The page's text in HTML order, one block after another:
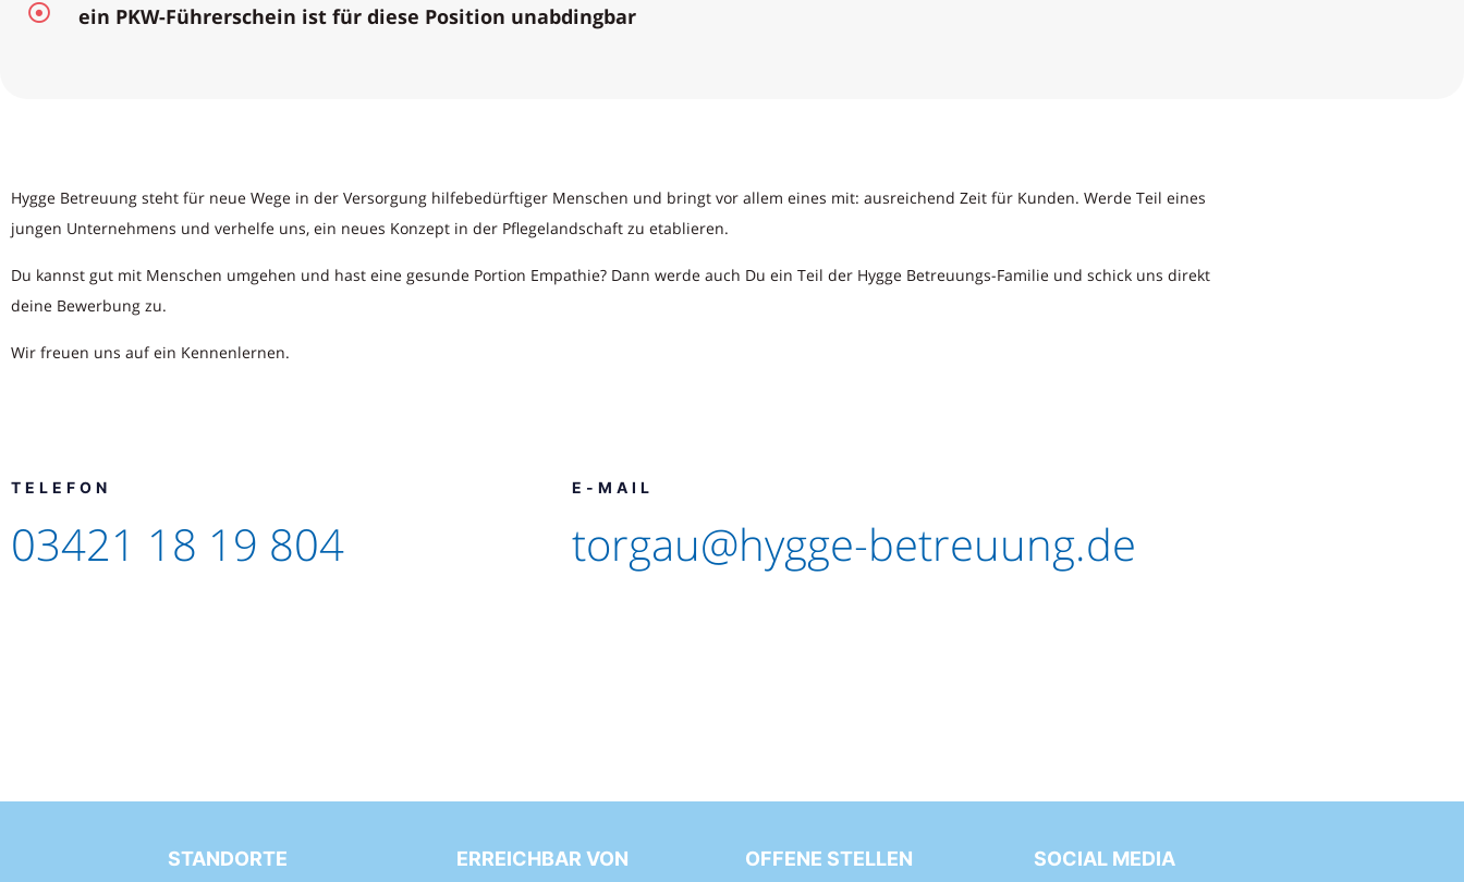
ein PKW-Führerschein ist für diese Position unabdingbar
Hygge Betreuung steht für neue Wege in der Versorgung hilfebedürftiger Menschen und bringt vor allem eines mit: ausreichend Zeit für Kunden. Werde Teil eines
jungen Unternehmens und verhelfe uns, ein neues Konzept in der Pflegelandschaft zu etablieren.
Du kannst gut mit Menschen umgehen und hast eine gesunde Portion Empathie? Dann werde auch Du ein Teil der Hygge Betreuungs-Familie und schick uns direkt
deine Bewerbung zu.
Wir freuen uns auf ein Kennenlernen.
TELEFON
03421 18 19 804
E-MAIL
torgau@hygge-betreuung.de
STANDORTE ERREICHBAR VON OFFENE STELLEN SOCIAL MEDIA